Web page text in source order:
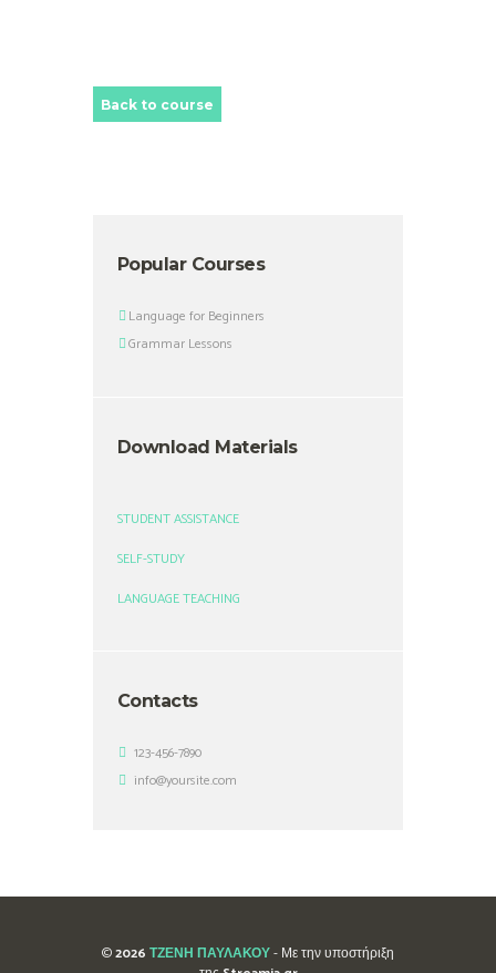
Back to course
Popular Courses
Language for Beginners
Grammar Lessons
Download Materials
STUDENT ASSISTANCE
SELF-STUDY
LANGUAGE TEACHING
Contacts
123-456-7890
info@yoursite.com
©2026 ΤΖΕΝΗ ΠΑΥΛΑΚΟΥ- Με την υποστήριξη